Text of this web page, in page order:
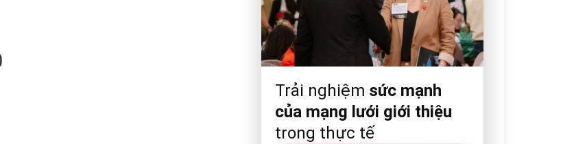
Trải nghiệm sức mạnh
của mạng lưới giới thiệu
trong thực tế